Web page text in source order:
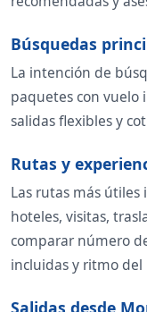
Búsquedas
La intención de
paquetes con vuelo
salidas flexibles y
Rutas y
Las rutas más útiles
hoteles, visitas,
comparar número
incluidas y ritmo